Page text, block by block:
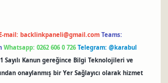
mail: backlinkpaneli@gmail.com Teams:
Whatsapp: 0262 606 0 726 Telegram: @karabul
Sayılı Kanun gereğince Bilgi Teknolojileri ve
onaylanmış bir Yer Sağlayıcı olarak hizmet